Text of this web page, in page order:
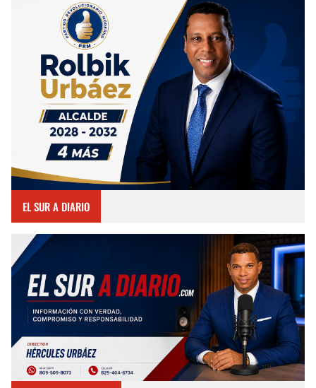
EL SUR A DIARIO